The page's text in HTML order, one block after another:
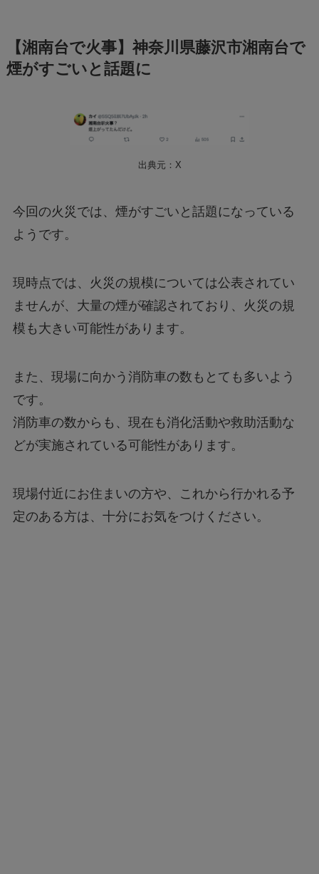
【湘南台で火事】神奈川県藤沢市湘南台で
煙がすごいと話題に
出典元：X
今回の火災では、煙がすごいと話題になっている
ようです。
現時点では、火災の規模については公表されてい
ませんが、大量の煙が確認されており、火災の規
模も大きい可能性があります。
また、現場に向かう消防車の数もとても多いよう
です。
消防車の数からも、現在も消化活動や救助活動な
どが実施されている可能性があります。
現場付近にお住まいの方や、これから行かれる予
定のある方は、十分にお気をつけください。